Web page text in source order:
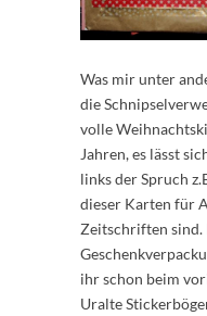
Was mir unter
die
volle
Jahren, es lässt
links der Spruch
dieser Karten für
Zeitschriften sind.
ihr schon beim
Uralte